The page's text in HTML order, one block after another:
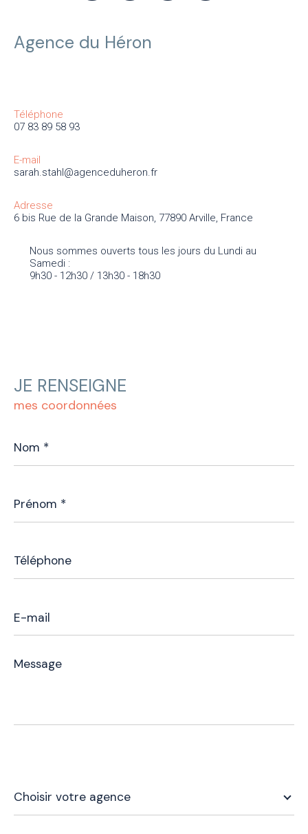
Agence du Héron
Téléphone
07 83 89 58 93
E-mail
sarah.stahl@agenceduheron.fr
Adresse
6 bis Rue de la Grande Maison, 77890 Arville, France
Nous sommes ouverts tous les jours du Lundi au
Samedi :
9h30 - 12h30 / 13h30 - 18h30
JE RENSEIGNE
mes coordonnées
*
*
mail
Message
*
votre
agence
Choisir votre agence